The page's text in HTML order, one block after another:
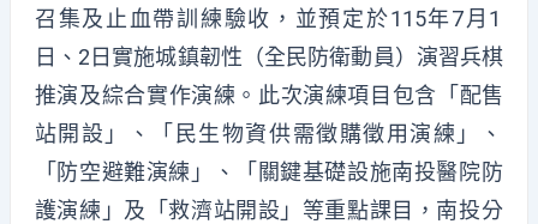
召集及止血帶訓練驗收， 並預定於115年7月1
日、2日實施城鎮韌性（全民防衛動員） 演習兵棋
推演及綜合實作演練。此次演練項目包含「配售
站開設」、
「民生物資供需徵購徵用演練」、
「防空避難演練」、「 關鍵基礎設施南投醫院防
護演練」及「救濟站開設」等重點課目， 南投分